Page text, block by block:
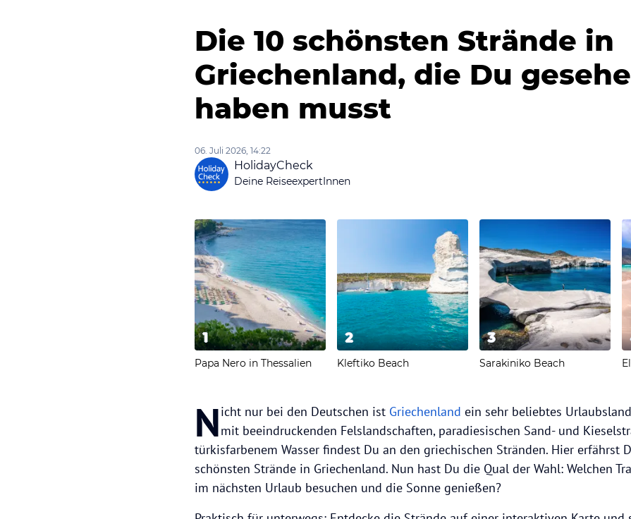
Die 10 schönsten Strände in
Griechenland, die Du
haben musst
06. Juli 2026, 14:22
HolidayCheck
Deine ReiseexpertInnen
1
Papa Nero in Thessalien
2
Kleftiko Beach
3
Sarakiniko Beach
Nicht nur bei den Deutschen ist Griechenland ein sehr beliebtes
mit beeindruckenden Felslandschaften, paradiesischen Sand- und
türkisfarbenem Wasser findest Du an den griechischen Stränden. Hier erfährst
schönsten Strände in Griechenland. Nun hast Du die Qual der Wahl: Welchen
im nächsten Urlaub besuchen und die Sonne genießen?